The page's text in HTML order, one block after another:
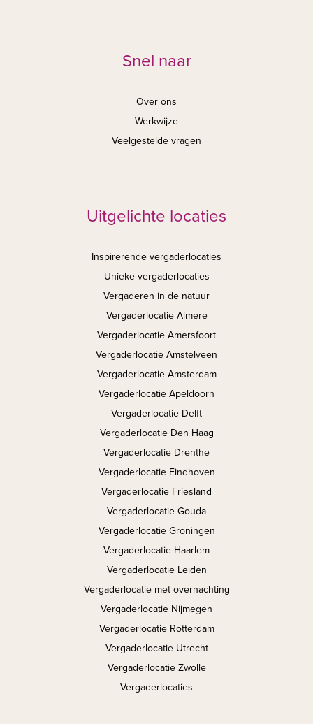
Snel naar
Over ons
Werkwijze
Veelgestelde vragen
Uitgelichte locaties
Inspirerende vergaderlocaties
Unieke vergaderlocaties
Vergaderen in de natuur
Vergaderlocatie Almere
Vergaderlocatie Amersfoort
Vergaderlocatie Amstelveen
Vergaderlocatie Amsterdam
Vergaderlocatie Apeldoorn
Vergaderlocatie Delft
Vergaderlocatie Den Haag
Vergaderlocatie Drenthe
Vergaderlocatie Eindhoven
Vergaderlocatie Friesland
Vergaderlocatie Gouda
Vergaderlocatie Groningen
Vergaderlocatie Haarlem
Vergaderlocatie Leiden
Vergaderlocatie met overnachting
Vergaderlocatie Nijmegen
Vergaderlocatie Rotterdam
Vergaderlocatie Utrecht
Vergaderlocatie Zwolle
Vergaderlocaties